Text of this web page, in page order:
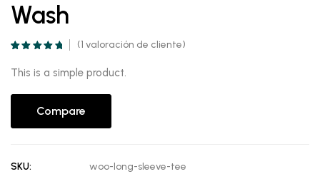
Wash
sobre 5
basado en
(1 valoración de cliente)
This is a simple product.
Compare
SKU:
woo-long-sleeve-tee